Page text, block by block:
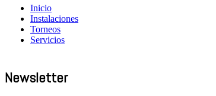
Inicio
Instalaciones
Torneos
Servicios
Newsletter